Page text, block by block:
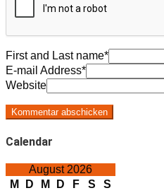
First and Last name*
E-mail Address*
Website
Calendar
August 2026
M
D M D F S
S